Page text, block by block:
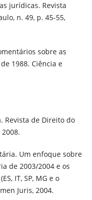
jurídicas. Revista
n. 49, p. 45-55,
sobre as
1988. Ciência e
Revista de Direito do
Um enfoque sobre
de 2003/2004 e os
IT, SP, MG e o
Juris, 2004.